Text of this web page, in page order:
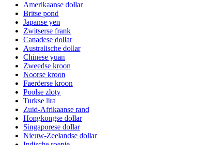
Amerikaanse dollar
Britse pond
Japanse yen
Zwitserse frank
Canadese dollar
Australische dollar
Chinese yuan
Zweedse kroon
Noorse kroon
Faeröerse kroon
Poolse zloty
Turkse lira
Zuid-Afrikaanse rand
Hongkongse dollar
Singaporese dollar
Nieuw-Zeelandse dollar